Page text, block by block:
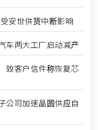
安世供货中断影响
两大工厂启动减产
客户信件称恢复芯
司加速晶圆供应自